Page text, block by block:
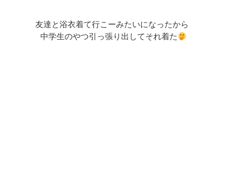
友達と浴衣着て行こーみたいになったから
中学生のやつ引っ張り出してそれ着た